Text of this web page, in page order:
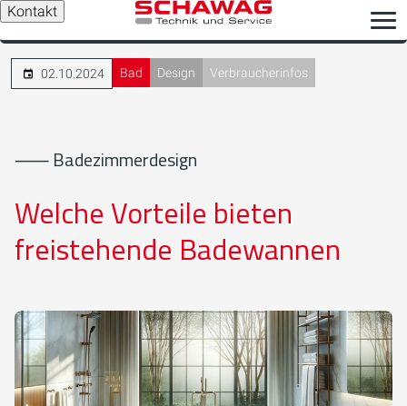
Kontakt
02.10.2024 Bad Design Verbraucherinfos
⸺ Badezimmerdesign
Welche Vorteile bieten
freistehende Badewannen